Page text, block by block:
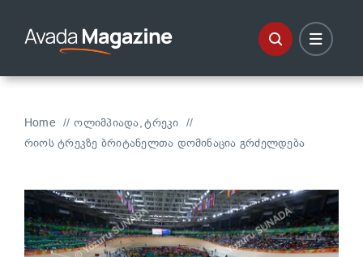
Home ოლიმპიადა ტრეკი
რიოს ტრეკზე ბრიტანელთა დომინაცია გრძელდება